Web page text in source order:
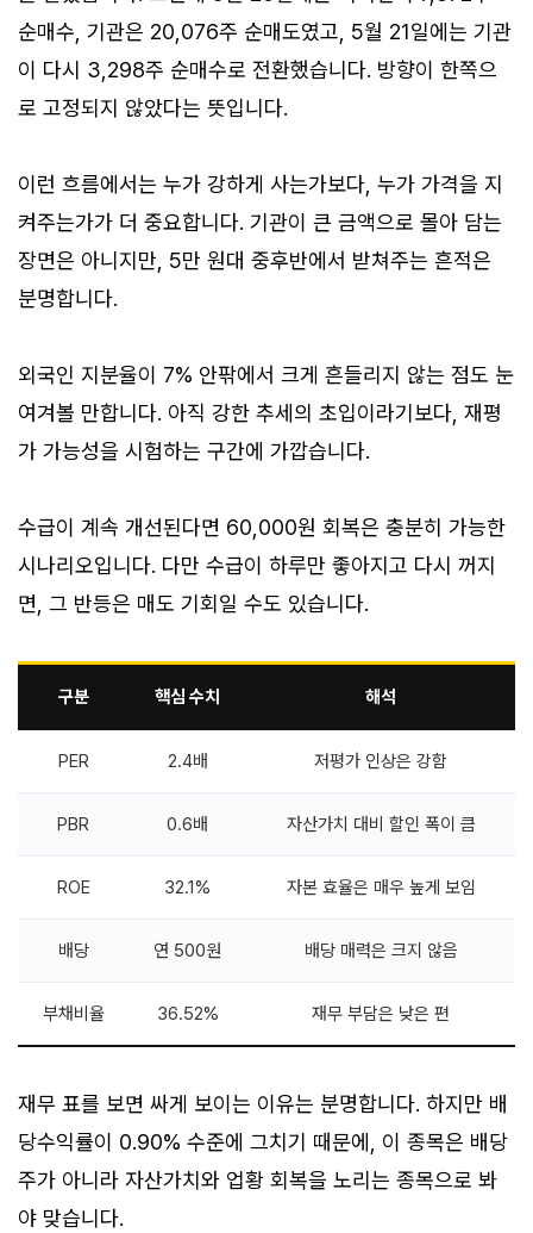
순매수, 기관은 20,076주 순매도였고, 5월 21일에는 기관
이 다시 3,298주 순매수로 전환했습니다. 방향이 한쪽으
로 고정되지 않았다는 뜻입니다.
이런 흐름에서는 누가 강하게 사는가보다, 누가 가격을 지
켜주는가가 더 중요합니다. 기관이 큰 금액으로 몰아 담는
장면은 아니지만, 5만 원대 중후반에서 받쳐주는 흔적은
분명합니다.
외국인 지분율이 7% 안팎에서 크게 흔들리지 않는 점도 눈
여겨볼 만합니다. 아직 강한 추세의 초입이라기보다, 재평
가 가능성을 시험하는 구간에 가깝습니다.
수급이 계속 개선된다면 60,000원 회복은 충분히 가능한
시나리오입니다. 다만 수급이 하루만 좋아지고 다시 꺼지
면, 그 반등은 매도 기회일 수도 있습니다.
구분 핵심 수치 해석
PER 2.4배 저평가 인상은 강함
PBR 0.6배 자산가치 대비 할인 폭이 큼
ROE 32.1% 자본 효율은 매우 높게 보임
배당 연 500원 배당 매력은 크지 않음
부채비율 36.52% 재무 부담은 낮은 편
재무 표를 보면 싸게 보이는 이유는 분명합니다. 하지만 배
당수익률이 0.90% 수준에 그치기 때문에, 이 종목은 배당
주가 아니라 자산가치와 업황 회복을 노리는 종목으로 봐
야 맞습니다.